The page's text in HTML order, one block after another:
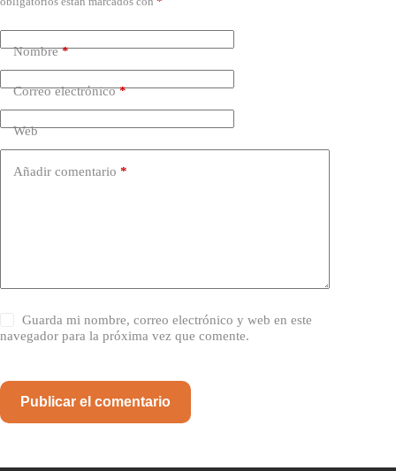
Nombre*
Correo electrónico*
Web
Añadir comentario *
Guarda mi nombre, correo electrónico y web en este
navegador para la próxima vez que comente.
Publicar el comentario